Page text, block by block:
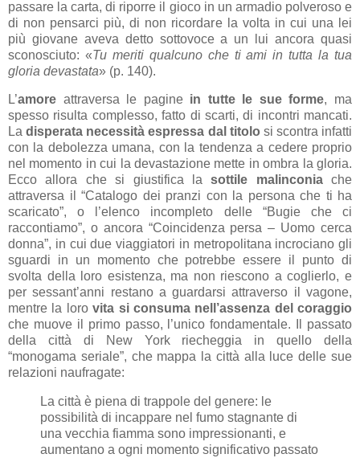
passare la carta, di riporre il gioco in un armadio polveroso e
di non pensarci più, di non ricordare la volta in cui una lei
più giovane aveva detto sottovoce a un lui ancora quasi
sconosciuto: «Tu meriti qualcuno che ti ami in tutta la tua
gloria devastata» (p. 140).
L’amore attraversa le pagine in tutte le sue forme, ma
spesso risulta complesso, fatto di scarti, di incontri mancati.
Ladisperata necessità espressa dal titolo si scontra infatti
con la debolezza umana, con la tendenza a cedere proprio
nel momento in cui la devastazione mette in ombra la gloria.
Ecco allora che si giustifica lasottile malinconiache
attraversa il “Catalogo dei pranzi con la persona che ti ha
scaricato”, o l’elenco incompleto delle “Bugie che ci
raccontiamo”, o ancora “Coincidenza persa – Uomo cerca
donna”, in cui due viaggiatori in metropolitana incrociano gli
sguardi in un momento che potrebbe essere il punto di
svolta della loro esistenza, ma non riescono a coglierlo, e
per sessant’anni restano a guardarsi attraverso il vagone,
mentre la lorovita si consuma nell’assenza del coraggio
che muove il primo passo, l’unico fondamentale. Il passato
della città di New York riecheggia in quello della
“monogama seriale”, che mappa la città alla luce delle sue
relazioni naufragate:
La città è piena di trappole del genere: le
possibilità di incappare nel fumo stagnante di
una vecchia fiamma sono impressionanti, e
aumentano a ogni momento significativo passato